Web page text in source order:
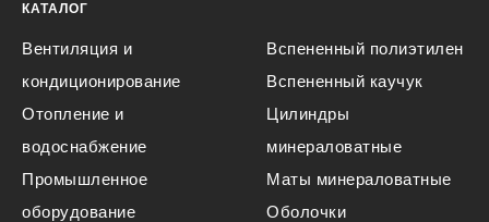
КАТАЛОГ
Вентиляция и
кондиционирование
Отопление и
водоснабжение
Промышленное
оборудование
Вспененный полиэтилен
Вспененный каучук
Цилиндры
минераловатные
Маты минераловатные
Оболочки